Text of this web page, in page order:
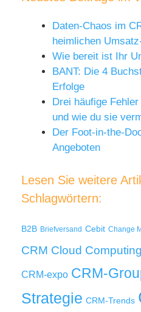
Daten-Chaos im
heimlichen
Wie bereit ist Ihr
BANT: Die 4
Erfolge
Drei häufige
und wie du sie
Der Foot-in-the-
Angeboten
Lesen Sie weitere
Schlagwörtern:
B2B Briefversand Cebit Change
CRM Cloud Computing
CRM-expo CRM-
Strategie CRM-Trends